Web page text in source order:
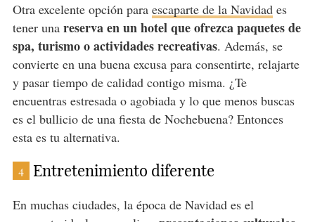
Otra excelente opción para escaparte de la Navidades
tener una reserva en un hotel que ofrezca paquetes de
spa, turismo o actividades recreativas. Además, se
convierte en una buena excusa para consentirte, relajarte
y pasar tiempo de calidad contigo misma. ¿Te
encuentras estresada o agobiada y lo que menos buscas
es el bullicio de una fiesta de Nochebuena? Entonces
esta es tu alternativa.
4 Entretenimiento diferente
En muchas ciudades, la época de Navidad es el